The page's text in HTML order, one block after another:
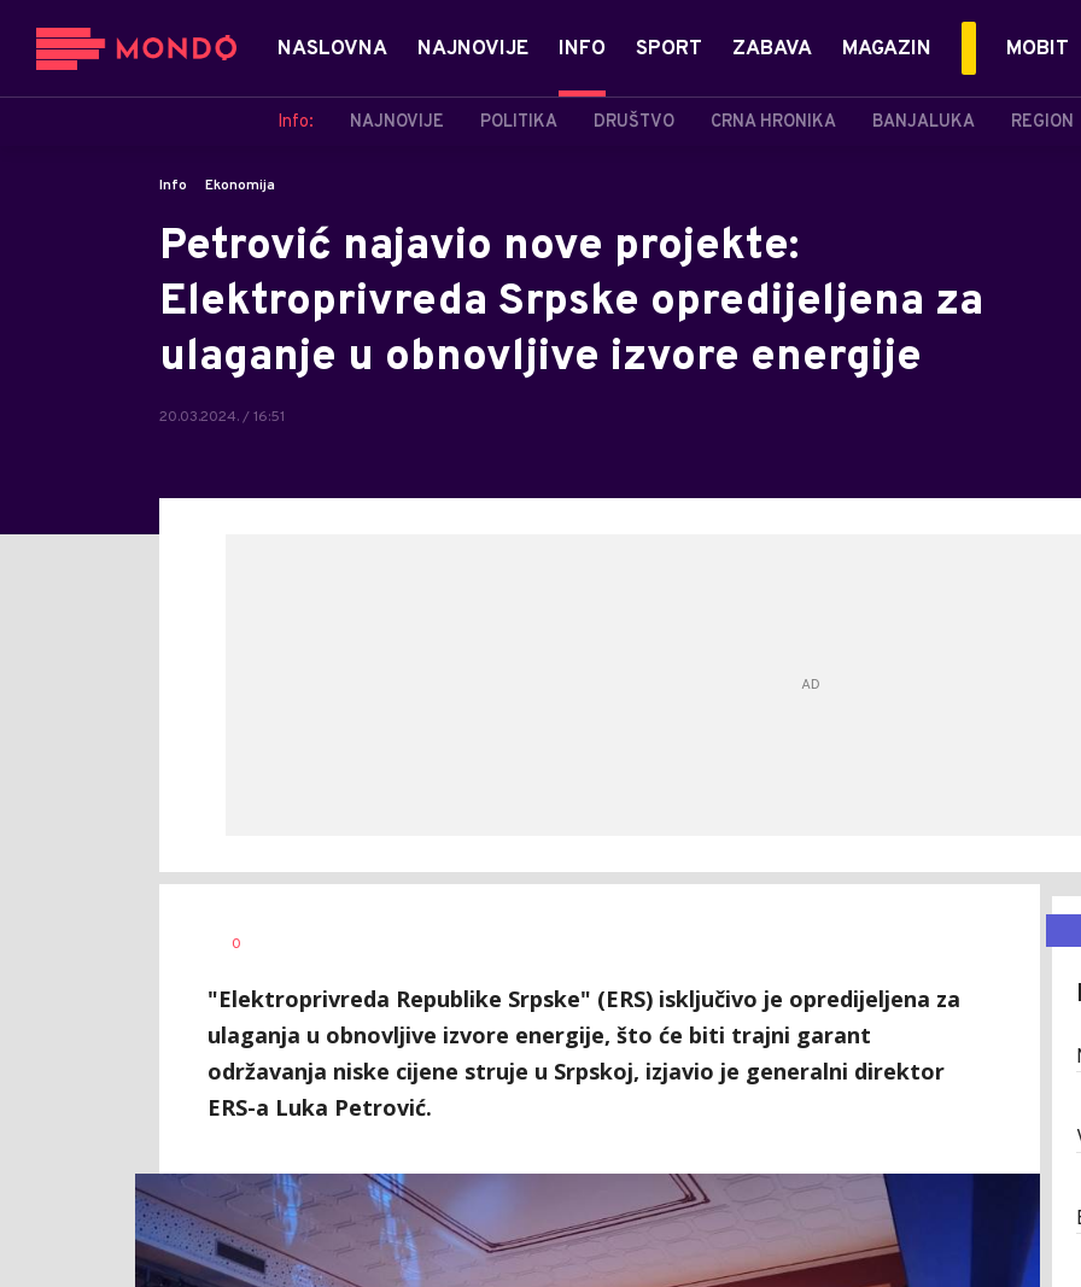
NASLOVNA NAJNOVIJE INFO
Info: NAJNOVIJE POLITIKA DRUŠTVO CRNA HRONIKA BANJALUKA REGION
SPORT ZABAVA MAGAZIN MOBIT
Info Ekonomija
Petrović najavio nove projekte:
Elektroprivreda Srpske opredijeljena za
ulaganje u obnovljive izvore energije
20.03.2024. / 16:51
AUTOR
0
"Elektroprivreda Republike Srpske" (ERS) isključivo je opredijeljena za
ulaganja u obnovljive izvore energije, što će biti trajni garant
održavanja niske cijene struje u Srpskoj, izjavio je generalni direktor
ERS-a Luka Petrović.